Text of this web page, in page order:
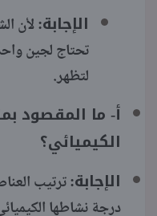
الإجابة:لأن
تحتاج لجين
لتظهر.
أ- ما المقصود
الكيميائي؟
الإجابة:ترتيب
درجة نشاطها